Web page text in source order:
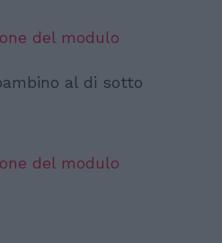
del modulo
al di sotto
del modulo